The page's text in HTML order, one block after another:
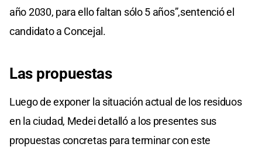
año 2030, para ello faltan sólo 5 años”,sentenció el
candidato a Concejal.
Las propuestas
Luego de exponer la situación actual de los residuos
en la ciudad, Medei detalló a los presentes sus
propuestas concretas para terminar con este